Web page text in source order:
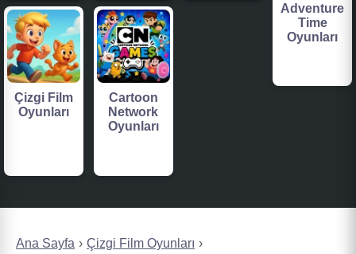
Ana Sayfa
Çizgi Film Oyunları
Adventure
Time
Oyunları
Çizgi Film
Oyunları
Cartoon
Network
Oyunları